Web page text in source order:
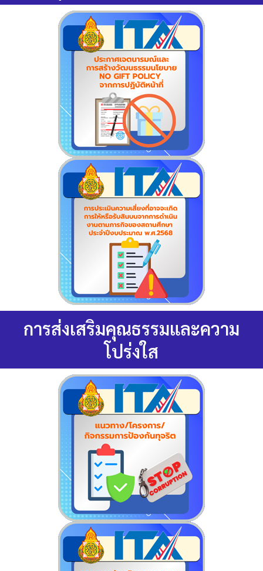
การส่งเสริมคุณธรรมและความ
โปร่งใส